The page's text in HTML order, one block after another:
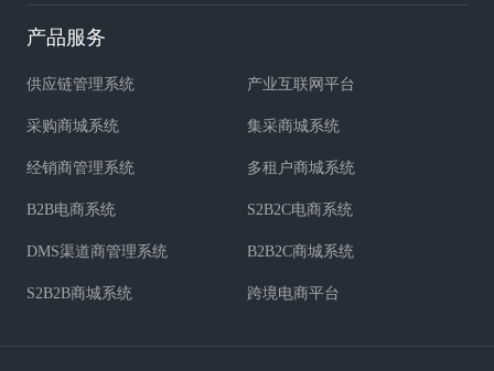
产品服务
供应链管理系统 产业互联网平台
采购商城系统 集采商城系统
经销商管理系统 多租户商城系统
B2B电商系统 S2B2C电商系统
DMS渠道商管理系统 B2B2C商城系统
S2B2B商城系统 跨境电商平台